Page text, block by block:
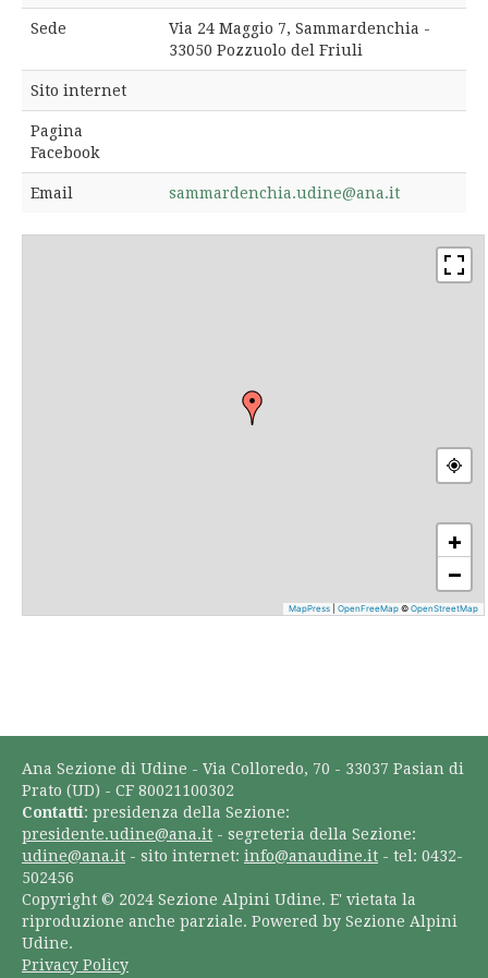
Sede
Via 24 Maggio 7, Sammardenchia -
33050 Pozzuolo del Friuli
Sito internet
Pagina
Facebook
Email sammardenchia.udine@ana.it
+
−
MapPress OpenFreeMap © OpenStreetMap
Ana Sezione di Udine - Via Colloredo, 70 - 33037 Pasian di
Prato (UD) - CF 80021100302
Contatti: presidenza della Sezione:
presidente.udine@ana.it - segreteria della Sezione:
udine@ana.it - sito internet: info@anaudine.it - tel: 0432-
502456
Copyright © 2024 Sezione Alpini Udine. E' vietata la
riproduzione anche parziale. Powered by Sezione Alpini
Udine.
Privacy Policy